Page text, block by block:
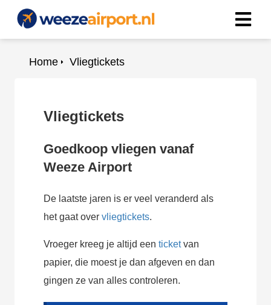
Vliegtickets
Home
Vliegtickets
Goedkoop vliegen vanaf
Weeze Airport
De laatste jaren is er veel veranderd als
het gaat over vliegtickets.
Vroeger kreeg je altijd een ticketvan
papier, die moest je dan afgeven en dan
gingen ze van alles controleren.